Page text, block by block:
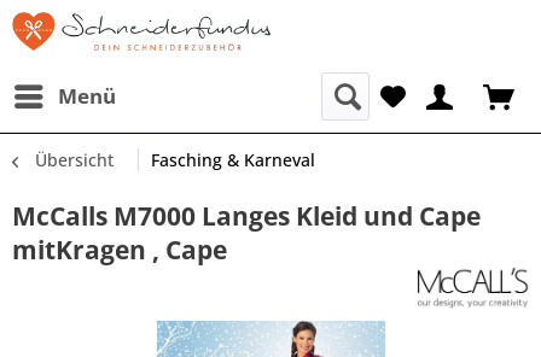
Menü
Übersicht Fasching & Karneval
McCalls M7000 Langes Kleid und Cape
mitKragen , Cape